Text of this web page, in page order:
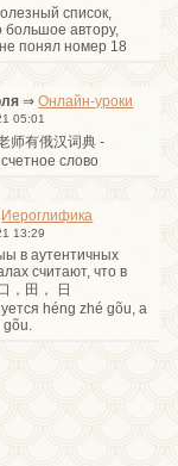
список,
большое автору,
понял номер 18
⇒Онлайн-уроки
05:01
师有俄汉词典 -
слово
Иероглифика
13:29
в аутентичных
считают, что в
，田， 日
héng zhé gõu, а